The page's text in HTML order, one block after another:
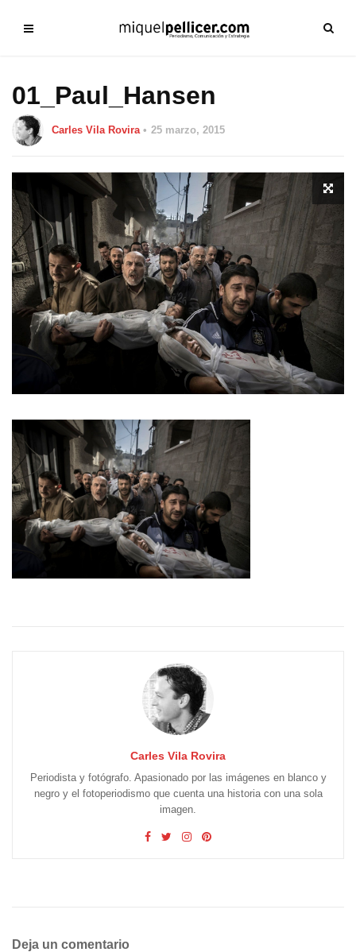
01_Paul_Hansen
Carles Vila Rovira 25 marzo, 2015
Carles Vila Rovira
Periodista y fotógrafo. Apasionado por las imágenes en blanco y
negro y el fotoperiodismo que cuenta una historia con una sola
imagen.
Deja un comentario